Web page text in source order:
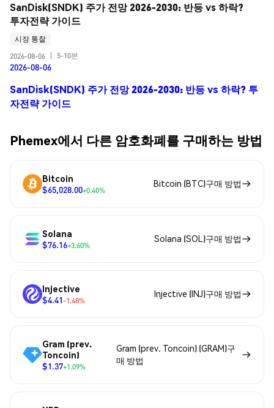
SanDisk(SNDK) 주가 전망 2026-2030: 반등 vs 하락?
투자전략 가이드
시장 통찰
2026-08-06
5-10분
2026-08-06
SanDisk(SNDK) 주가 전망 2026-2030: 반등 vs 하락? 투
자전략 가이드
Phemex에서 다른 암호화폐를 구매하는 방법
Bitcoin
$65,028.00+0.40%
Bitcoin (BTC)구매 방법
Solana
$76.16+3.60%
Solana (SOL)구매 방법
Injective
$4.41-1.48%
Injective (INJ)구매 방법
Gram (prev.
Toncoin)
$1.37+1.09%
Gram (prev. Toncoin) (GRAM)구
매 방법